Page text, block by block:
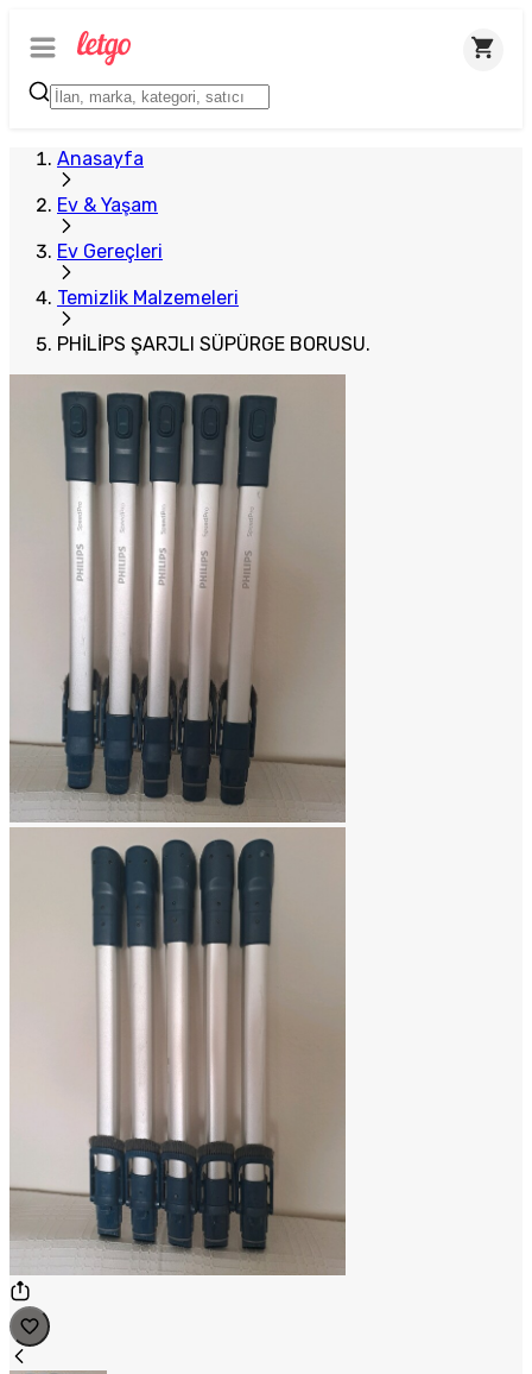
Anasayfa
Ev & Yaşam
Ev Gereçleri
Temizlik Malzemeleri
PHİLİPS ŞARJLI SÜPÜRGE BORUSU.